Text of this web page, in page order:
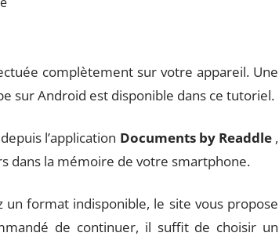
complètement sur votre appareil. Une
sur Android est disponible dans ce tutoriel.
l’application Documents by Readdle,
dans la mémoire de votre smartphone.
un format indisponible, le site vous propose
de continuer, il suffit de choisir un